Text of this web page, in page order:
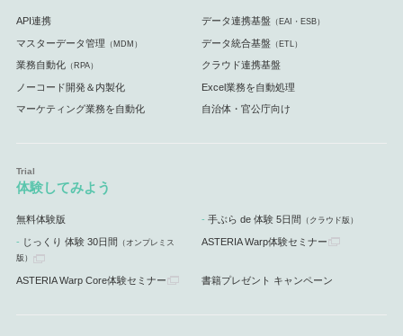
API連携 データ連携基盤 （EAI・ESB）
マスターデータ管理 （MDM） データ統合基盤 （ETL）
業務自動化（RPA） クラウド連携基盤
ノーコード開発＆内製化 Excel業務を自動処理
マーケティング業務を自動化 自治体・官公庁向け
体験してみよう
無料体験版 手ぶら de 体験 5日間 （クラウド版）
じっくり 体験 30日間 （オンプレミス
版）
ASTERIA Warp体験セミナー
ASTERIA Warp Core体験セミナー 書籍プレゼント キャンペーン